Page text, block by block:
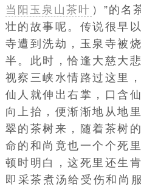
当阳玉泉山茶叶 ）”的名
壮的故事呢。传说很早
寺遭到洗劫，玉泉寺被
半。此时，恰逢大慈大
视察三峡水情路过这里
仙人就伸出右掌，口含
向上抬，便渐渐地从地
翠的茶树来，随着茶树
命的和尚竟也一个个死
顿时明白，这死里还生
即采茶煮汤给受伤和尚